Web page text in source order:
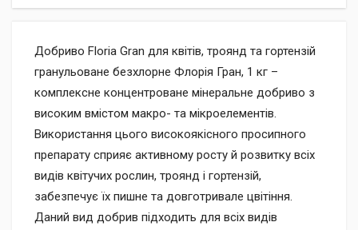
Добриво Floria Gran для квітів, троянд та гортензій
гранульоване безхлорне Флорія Гран, 1 кг –
комплексне концентроване мінеральне добриво з
високим вмістом макро- та мікроелементів.
Використання цього високоякісного просипного
препарату сприяє активному росту й розвитку всіх
видів квітучих рослин, троянд і гортензій,
забезпечує їх пишне та довготривале цвітіння.
Даний вид добрив підходить для всіх видів